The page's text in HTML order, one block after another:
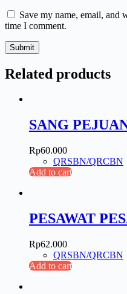
Save my name, email, and
time I comment.
Submit
Related products
SANG
Rp60.000
QRSBN/QRCBN
Add to cart
PESAWAT
Rp62.000
QRSBN/QRCBN
Add to cart